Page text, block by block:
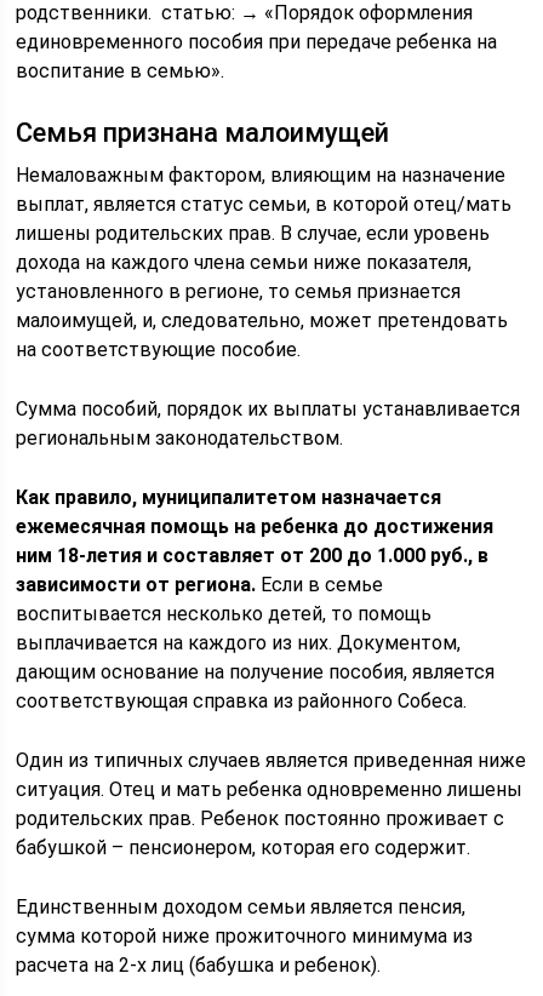
родственники. статью: → «Порядок оформления
единовременного пособия при передаче ребенка на
воспитание в семью».
Семья признана малоимущей
Немаловажным фактором, влияющим на назначение
выплат, является статус семьи, в которой отец/мать
лишены родительских прав. В случае, если уровень
дохода на каждого члена семьи ниже показателя,
установленного в регионе, то семья признается
малоимущей, и, следовательно, может претендовать
на соответствующие пособие.
Сумма пособий, порядок их выплаты устанавливается
региональным законодательством.
Как правило, муниципалитетом назначается
ежемесячная помощь на ребенка до достижения
ним 18-летия и составляет от 200 до 1.000 руб., в
зависимости от региона. Если в семье
воспитывается несколько детей, то помощь
выплачивается на каждого из них. Документом,
дающим основание на получение пособия, является
соответствующая справка из районного Собеса.
Один из типичных случаев является приведенная ниже
ситуация. Отец и мать ребенка одновременно лишены
родительских прав. Ребенок постоянно проживает с
бабушкой – пенсионером, которая его содержит.
Единственным доходом семьи является пенсия,
сумма которой ниже прожиточного минимума из
расчета на 2-х лиц (бабушка и ребенок).